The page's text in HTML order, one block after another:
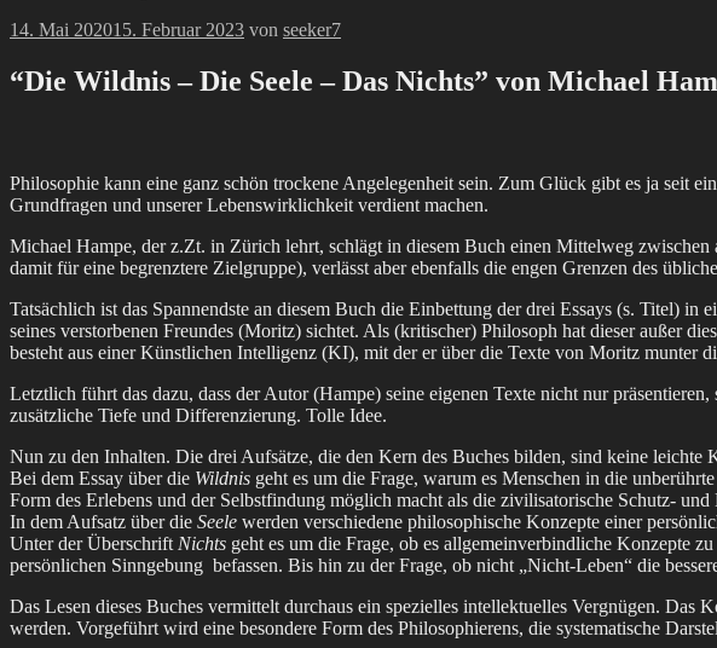
14. Mai 202015. Februar 2023 von seeker7
“Die Wildnis – Die Seele – Das Nichts” von Michael
Philosophie kann eine ganz schön trockene Angelegenheit sein. Zum Glück gibt es ja seit
Grundfragen und unserer Lebenswirklichkeit verdient machen.
Michael Hampe, der z.Zt. in Zürich lehrt, schlägt in diesem Buch einen Mittelweg
damit für eine begrenztere Zielgruppe), verlässt aber ebenfalls die engen Grenzen des
Tatsächlich ist das Spannendste an diesem Buch die Einbettung der drei Essays (s. Titel)
seines verstorbenen Freundes (Moritz) sichtet. Als (kritischer) Philosoph hat dieser außer
besteht aus einer Künstlichen Intelligenz (KI), mit der er über die Texte von Moritz munter
Letztlich führt das dazu, dass der Autor (Hampe) seine eigenen Texte nicht nur
zusätzliche Tiefe und Differenzierung. Tolle Idee.
Nun zu den Inhalten. Die drei Aufsätze, die den Kern des Buches bilden, sind keine leichte
Bei dem Essay über die Wildnis geht es um die Frage, warum es Menschen in die
Form des Erlebens und der Selbstfindung möglich macht als die zivilisatorische Schutz-
In dem Aufsatz über die Seele werden verschiedene philosophische Konzepte einer
Unter der Überschrift Nichts geht es um die Frage, ob es allgemeinverbindliche Konzepte
persönlichen Sinngebung befassen. Bis hin zu der Frage, ob nicht „Nicht-Leben“ die
Das Lesen dieses Buches vermittelt durchaus ein spezielles intellektuelles Vergnügen.
werden. Vorgeführt wird eine besondere Form des Philosophierens, die systematische